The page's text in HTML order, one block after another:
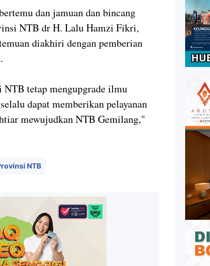
dan jamuan dan bincang
NTB dr H. Lalu Hamzi Fikri,
diakhiri dengan pemberian
NTB tetap mengupgrade ilmu
dapat memberikan pelayanan
mewujudkan NTB Gemilang,"
NTB